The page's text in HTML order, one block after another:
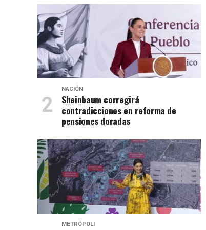
NACIÓN
Sheinbaum corregirá
contradicciones en reforma de
pensiones doradas
METRÓPOLI